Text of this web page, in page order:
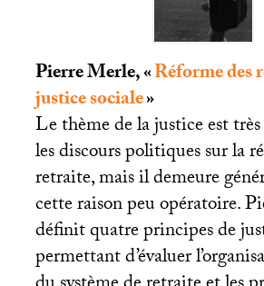
Pierre Merle, «Réforme des
justice sociale»
Le thème de la justice est
les discours politiques sur la
retraite, mais il demeure
cette raison peu opératoire.
définit quatre principes de
permettant d’évaluer